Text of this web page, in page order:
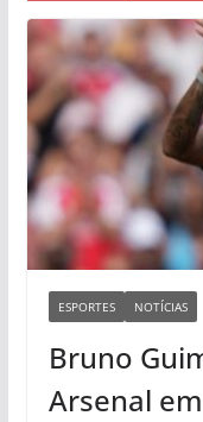
ESPORTES NOTÍCIAS
Bruno
Arsenal